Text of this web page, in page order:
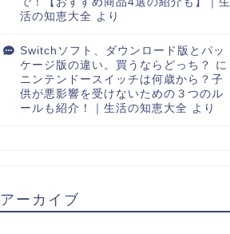
活の知恵大全 より
Switchソフト、ダウンロード版とパッ
ケージ版の違い。買うならどっち？
に
ニンテンドースイッチは何歳から？子
供が悪影響を受けないための３つのル
ールも紹介！｜生活の知恵大全 より
アーカイブ